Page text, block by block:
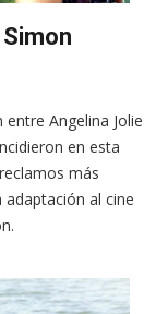
Simon
Angelina Jolie
en esta
más
adaptación al cine